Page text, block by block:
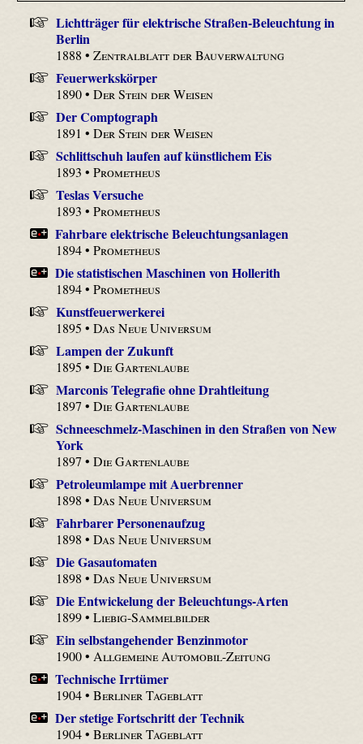
Lichtträger für elektrische Straßen-Beleuchtung in
Berlin
1888 •Zentralblatt der Bauverwaltung
Feuerwerkskörper
1890 •Der Stein der Weisen
Der Comptograph
1891 •Der Stein der Weisen
Schlittschuh laufen auf künstlichem Eis
1893 •Prometheus
Teslas Versuche
1893 •Prometheus
Fahrbare elektrische Beleuchtungsanlagen
1894 •Prometheus
Die statistischen Maschinen von Hollerith
1894 •Prometheus
Kunstfeuerwerkerei
1895 •Das Neue Universum
Lampen der Zukunft
1895 •Die Gartenlaube
Marconis Telegrafie ohne Drahtleitung
1897 •Die Gartenlaube
Schneeschmelz-Maschinen in den Straßen von New
York
1897 •Die Gartenlaube
Petroleumlampe mit Auerbrenner
1898 •Das Neue Universum
Fahrbarer Personenaufzug
1898 •Das Neue Universum
Die Gasautomaten
1898 •Das Neue Universum
Die Entwickelung der Beleuchtungs-Arten
1899 •Liebig-Sammelbilder
Ein selbstangehender Benzinmotor
1900 • Allgemeine Automobil-Zeitung
Technische Irrtümer
1904 •Berliner Tageblatt
Der stetige Fortschritt der Technik
1904 •Berliner Tageblatt